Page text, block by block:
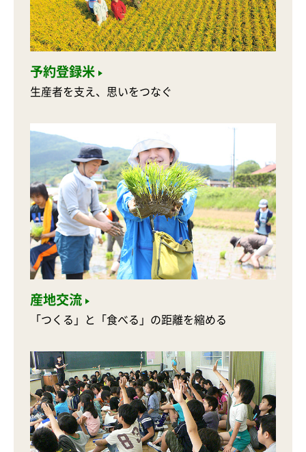
予約登録米
生産者を支え、思いをつなぐ
産地交流
「つくる」と「食べる」の距離を縮める